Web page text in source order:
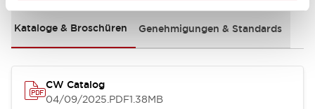
Kataloge & Broschüren Genehmigungen & Standards
CW Catalog
04/09/2025.PDF1.38MB